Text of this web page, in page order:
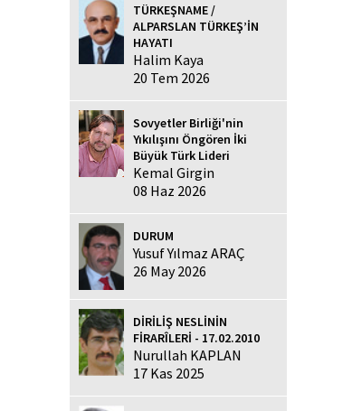
TÜRKEŞNAME /
ALPARSLAN TÜRKEŞ’İN
HAYATI
Halim Kaya
20 Tem 2026
Sovyetler Birliği'nin
Yıkılışını Öngören İki
Büyük Türk Lideri
Kemal Girgin
08 Haz 2026
DURUM
Yusuf Yılmaz ARAÇ
26 May 2026
DİRİLİŞ NESLİNİN
FİRARÎLERİ - 17.02.2010
Nurullah KAPLAN
17 Kas 2025